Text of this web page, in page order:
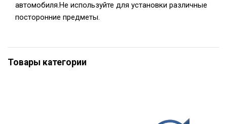
автомобиля.Не используйте для установки различные
посторонние предметы.
Товары категории